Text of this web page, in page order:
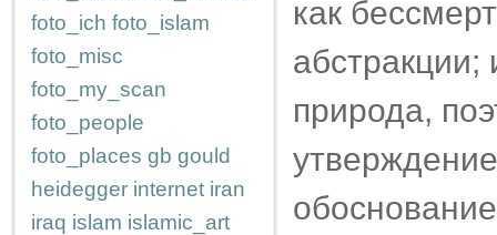
foto_ich foto_islam
foto_misc
foto_my_scan
foto_people
foto_places gb gould
heidegger internet iran
iraq islam islamic_art
как
абстракции;
природа,